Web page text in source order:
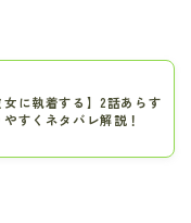
女に執着する】2話あらす
すくネタバレ解説！